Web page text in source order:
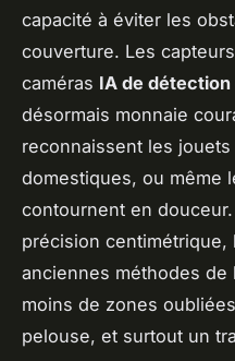
capacité à éviter les
couverture. Les
caméras IA de détection
désormais monnaie
reconnaissent les jouets
domestiques, ou même
contournent en douceur.
précision centimétrique,
anciennes méthodes de
moins de zones
pelouse, et surtout un